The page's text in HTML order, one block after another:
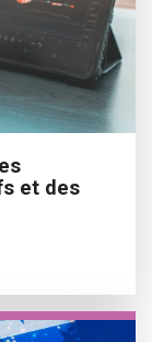
et des